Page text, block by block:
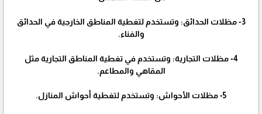
3- مظلات الحدائق: وتستخدم لتغطية المناطق الخارجية في الحدائق
والفناء.
4- مظلات التجارية: وتستخدم في تغطية المناطق التجارية مثل
المقاهي والمطاعم.
5- مظلات الأحواش: وتستخدم لتغطية أحواش المنازل.